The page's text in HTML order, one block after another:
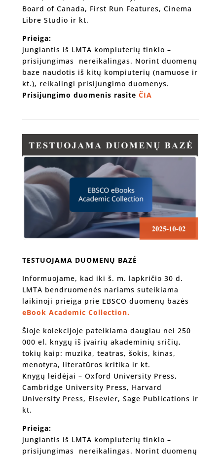
Board of Canada, First Run Features, Cinema
Libre Studio ir kt.
Prieiga:
jungiantis iš LMTA kompiuterių tinklo –
prisijungimas nereikalingas. Norint duomenų
baze naudotis iš kitų kompiuterių (namuose ir
kt.), reikalingi prisijungimo duomenys.
Prisijungimo duomenis rasite ČIA
TESTUOJAMA DUOMENŲ BAZĖ
Informuojame, kad iki š. m. lapkričio 30 d.
LMTA bendruomenės nariams suteikiama
laikinoji prieiga prie EBSCO duomenų bazės
eBook Academic Collection.
Šioje kolekcijoje pateikiama daugiau nei 250
000 el. knygų iš įvairių akademinių sričių,
tokių kaip: muzika, teatras, šokis, kinas,
menotyra, literatūros kritika ir kt.
Knygų leidėjai – Oxford University Press,
Cambridge University Press, Harvard
University Press, Elsevier, Sage Publications ir
kt.
Prieiga:
jungiantis iš LMTA kompiuterių tinklo –
prisijungimas nereikalingas. Norint duomenų